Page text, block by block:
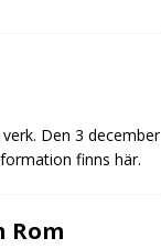
Den 3 december
finns här.
Rom